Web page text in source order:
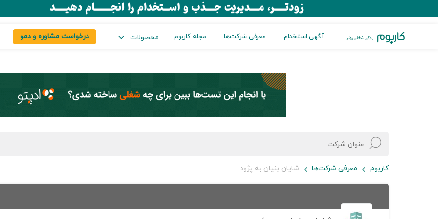
آگهی استخدام معرفی شرکت‌ها مجله کاربوم محصولات درخواست مشاوره و دمو
کاربوم معرفی شرکت‌ها شایان بنیان به پژوه